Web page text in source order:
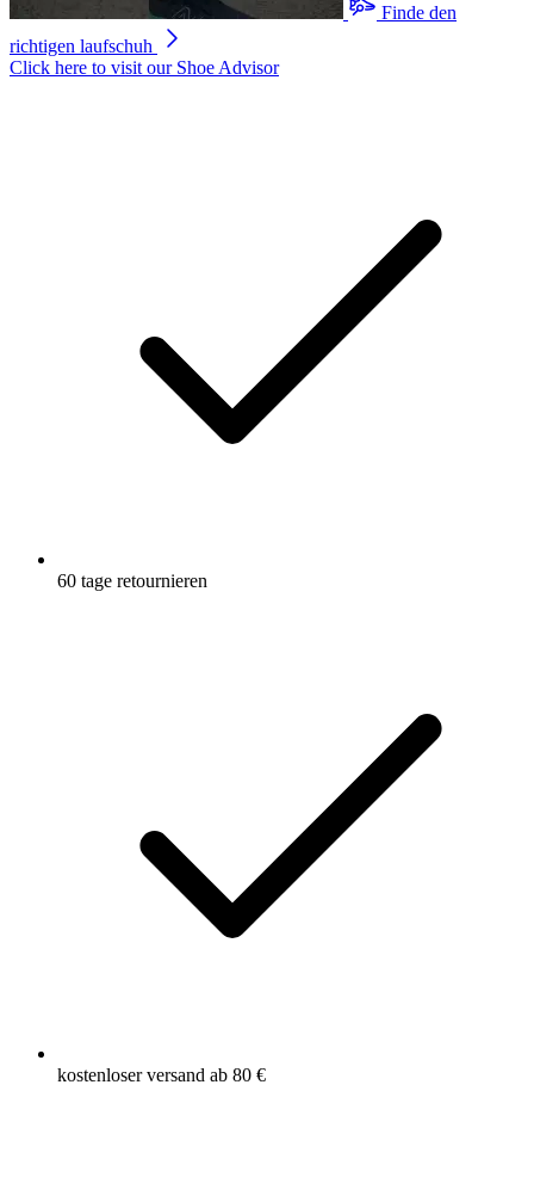
Finde den
richtigen laufschuh
Click here to visit our Shoe Advisor
60 tage retournieren
kostenloser versand ab 80 €